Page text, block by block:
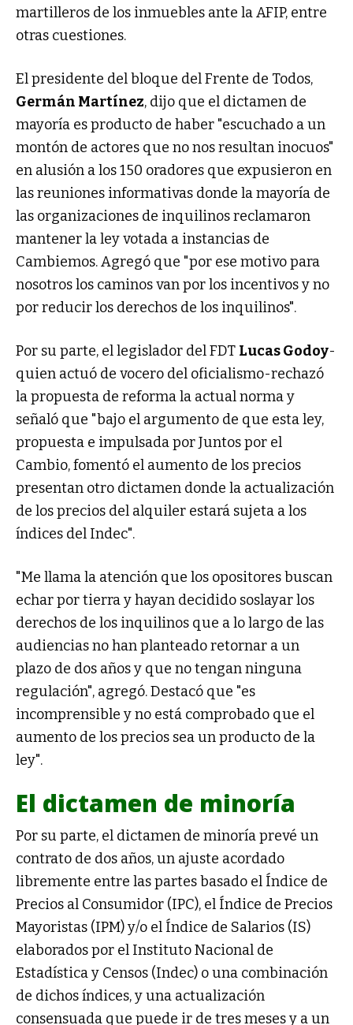
martilleros de los inmuebles ante la AFIP, entre
otras cuestiones.
El presidente del bloque del Frente de Todos,
Germán Martínez, dijo que el dictamen de
mayoría es producto de haber "escuchado a un
montón de actores que no nos resultan inocuos"
en alusión a los 150 oradores que expusieron en
las reuniones informativas donde la mayoría de
las organizaciones de inquilinos reclamaron
mantener la ley votada a instancias de
Cambiemos. Agregó que "por ese motivo para
nosotros los caminos van por los incentivos y no
por reducir los derechos de los inquilinos".
Por su parte, el legislador del FDT Lucas Godoy-
quien actuó de vocero del oficialismo-rechazó
la propuesta de reforma la actual norma y
señaló que "bajo el argumento de que esta ley,
propuesta e impulsada por Juntos por el
Cambio, fomentó el aumento de los precios
presentan otro dictamen donde la actualización
de los precios del alquiler estará sujeta a los
índices del Indec".
"Me llama la atención que los opositores buscan
echar por tierra y hayan decidido soslayar los
derechos de los inquilinos que a lo largo de las
audiencias no han planteado retornar a un
plazo de dos años y que no tengan ninguna
regulación", agregó. Destacó que "es
incomprensible y no está comprobado que el
aumento de los precios sea un producto de la
ley".
El dictamen de minoría
Por su parte, el dictamen de minoría prevé un
contrato de dos años, un ajuste acordado
libremente entre las partes basado el Índice de
Precios al Consumidor (IPC), el Índice de Precios
Mayoristas (IPM) y/o el Índice de Salarios (IS)
elaborados por el Instituto Nacional de
Estadística y Censos (Indec) o una combinación
de dichos índices, y una actualización
consensuada que puede ir de tres meses y a un